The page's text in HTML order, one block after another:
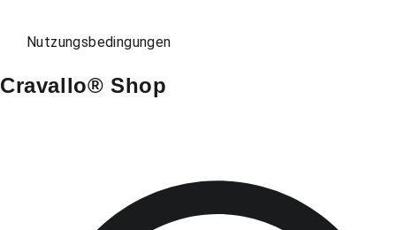
Nutzungsbedingungen
Cravallo® Shop